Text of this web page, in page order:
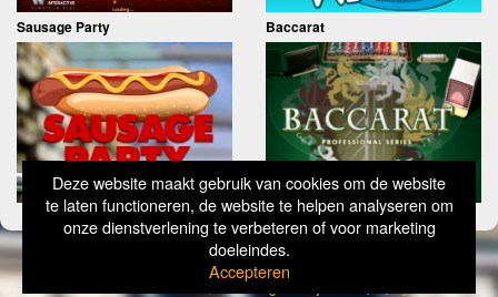
Deze website maakt gebruik van cookies om de website
te laten functioneren, de website te helpen analyseren om
onze dienstverlening te verbeteren of voor marketing
doeleindes.
Accepteren
Sausage Party Baccarat
CopyrightSimply Wild 2026
Verantwoord Gokken Info, Wat kost gokken jou? Stop op tijd, 18+